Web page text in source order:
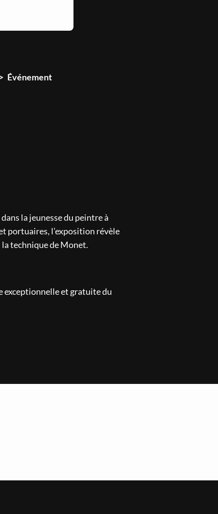
Événement
la jeunesse du peintre à
portuaires, l’exposition révèle
la technique de Monet.
exceptionnelle et gratuite du